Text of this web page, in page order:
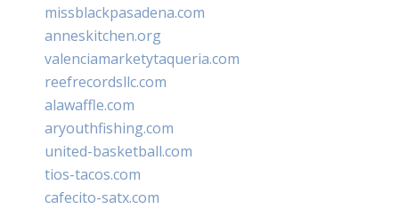
missblackpasadena.com
anneskitchen.org
valenciamarketytaqueria.com
reefrecordsllc.com
alawaffle.com
aryouthfishing.com
united-basketball.com
tios-tacos.com
cafecito-satx.com